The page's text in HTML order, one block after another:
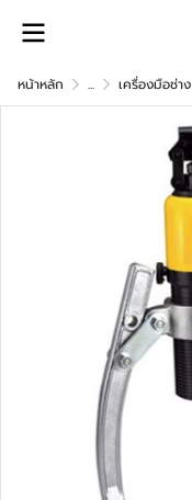
หน้าหลัก ... เครื่องมือช่าง